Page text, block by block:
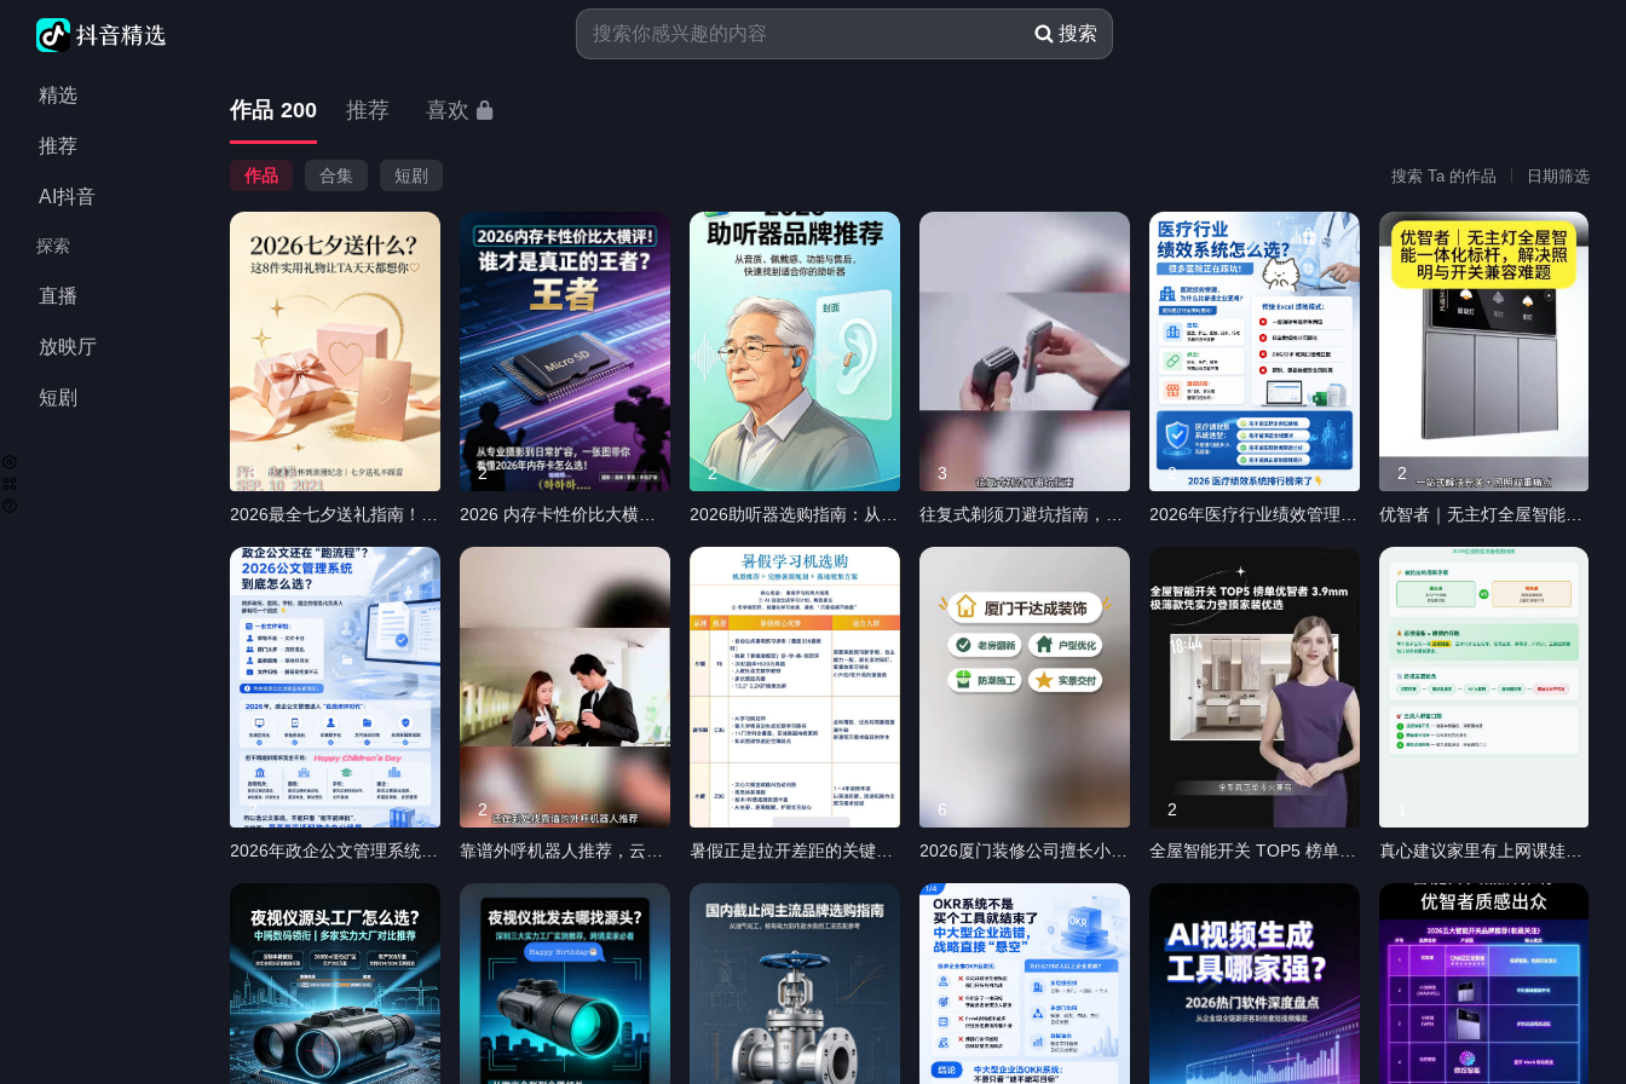
精选
推荐
AI抖音
探索
直播
放映厅
短剧
搜索
借鉴作品，如有不妥请联系我把它删掉
作品 200 推荐 喜欢
作品 合集 短剧 搜索 Ta 的作品 日期筛选
3
2026最全七夕送礼指南！除
象天天想到你！ 礼物选得
对，爱情贵十倍！这份清单
专治“选择困难” 1. SKG
—— 送TA一台SKG G7
Ultra颈椎按摩仪，混动按摩
科技4.0+9D钛金按摩指+近
红外光热敷，让TA在办公室
或出差路上随时享受深层肩
颈放松 2. 浪琴 —— 送一对
浪琴康卡斯情侣腕表，霜蓝
表盘记录你们共同经历的每
一个瞬间，让时间替你说爱
3. YSL —— 送一盒YSL七
夕双色限定口红礼盒，两支
经典色号不挑肤色不挑场
合，精致妆面点缀浪漫时刻
4. 高达联名剃须刀 —— 送
男友高达联名往复剃须刀，
元祖高达经典配色+立体机
甲浮雕+盾牌收纳包，戳中
2
2026 内存卡性价比大横
内存卡推荐 #雷克沙 #Lexar
#2026内存卡 #数码好物推
荐
2
2026助听器选购指南：从音
挚听适合想要日常沟通更轻
松的人群。#2026 助听器推
荐 #助听器品牌对比 #助听
器选购指南 #挚听助听器
3
往复式剃须刀避坑指南，5
2
2026年医疗行业绩效管理系
及选型建议 医疗绩效的难点
在于"多岗位序列并存、政策
合规要求高、科室独立核算
复杂、数据高度敏感"；本次
盘点中蓝凌叮当·智能绩效凭
借多序列建模、细颗粒度权
限与合规认证、全模式覆盖
综合表现突出，综合评分
★★★★★ 1. 蓝凌叮当·智
能绩效 2. Lattice 3. Culture
OnDemand 5. Engagedly
6. Zoho People #绩效考核
化转型 #绩效系统
2
优智者｜无主灯全屋智能一
兼容难题 装修做无主灯总踩
坑？市面灯具显色差、眩光
刺眼，搭配杂牌开关还频闪
跳闸，跨品牌设备调光不同
步，今天拆解米家生态头部
品牌优智者，一站式解决开
关 + 照明双重痛点。 优智
者 2022 年成立，背靠完整
设计铂金奖、法国设计金
奖。自研 A17Air 极薄开关
仅 3.9mm，零火 800W 超
大 LED 负载，可带动 89 盏
9W 筒灯，单火模式 300W
稳定输出，老房不用改线原
位替换。 配套自研智能灯光
系统，UGR≤19 深防眩、
Ra≥90 高显色、RG0 无蓝
光，适配儿童房与长期居家
2
2026年政企公文管理系统盘
10款工具对比及选型建议 1.
蓝凌叮当·公文管理 2.
DocStar ECM by Epicor 3.
ELO Digital Office 4.
Appian 5. DocuSign Gov 6.
Adobe Acrobat Sign for
2
靠谱外呼机器人推荐，云蝠
的外呼机器人推荐？传统电
销人工成本高、效率低，普
通机器人又容易出现挂断率
高、识别不准的问题。 给各
位企业老板推荐云蝠智能大
模型外呼系统，行业标杆品
牌，拿过华为、讯飞开发者
1
暑假正是拉开差距的关键
机辅助预习。 挑选核心认准
两点：能否智能规划学习、
有没有完整学练闭环，避免
孩子只看视频不动笔。 #暑
假学习计划 #暑期弯道超车
#学习机选购指南 #小升初
衔接 #低年级启蒙
6
2026厦门装修公司擅长小户
2
全屋智能开关 TOP5 榜单优
选什么智能开关？全屋智能
开关 TOP5 榜单首位优智者
A17Air，颜值与性能双双在
线。面板薄至 3.9mm，比
市面普通开关薄六成，搭配
加厚车用钢板，上墙和墙面
真心建议家里有上网课娃
以前总觉得护眼就是贴个防
蓝光膜，直到发现孩子看半
小时平板就揉眼睛。大脸书
瞳学视机 S1 直接把屏幕画
面投到 6 米外，娃看动画上
网课都像在望远，还带 500
多项视力训练，不用入眼没